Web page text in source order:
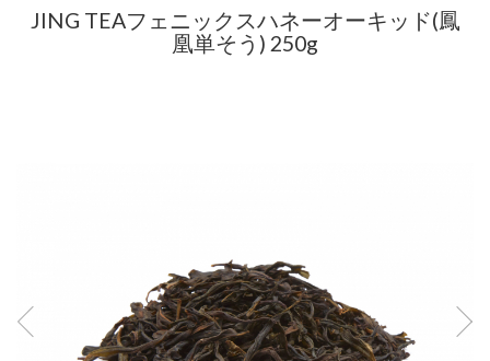
JING TEAフェニックスハネーオーキッド(鳳
凰単そう) 250g